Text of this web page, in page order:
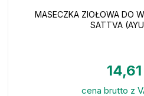
MASECZKA ZIOŁOWA DO
SATTVA
14,61
cena brutto z